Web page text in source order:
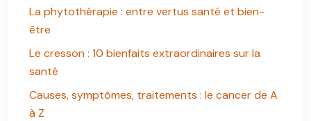
La phytothérapie : entre vertus santé et bien-
être
Le cresson : 10 bienfaits extraordinaires sur la
santé
Causes, symptômes, traitements : le cancer de A
à Z